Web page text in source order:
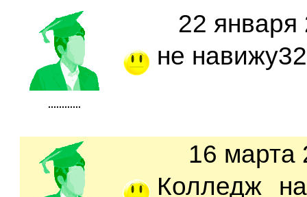
............
22 января
не
16 марта
Колледж